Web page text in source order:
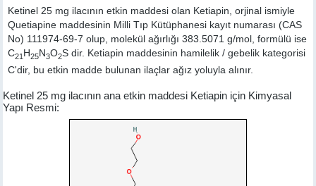
Ketinel 25 mg ilacının etkin maddesi olan Ketiapin, orjinal ismiyle
Quetiapine maddesinin Milli Tıp Kütüphanesi kayıt numarası (CAS
No) 111974-69-7 olup, molekül ağırlığı 383.5071 g/mol, formülü ise
C21 H25N3O2S dir. Ketiapin maddesinin hamilelik / gebelik kategorisi
C'dir, bu etkin madde bulunan ilaçlar ağız yoluyla alınır.
Ketinel 25 mg ilacının ana etkin maddesi Ketiapin için Kimyasal
Yapı Resmi: